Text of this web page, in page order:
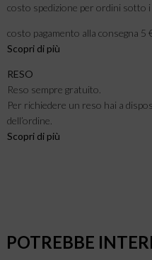
costo spedizione per ordini sotto
costo pagamento alla consegna 5
Scopri di più
RESO
Reso sempre gratuito.
Per richiedere un reso hai a
dell’ordine.
Scopri di più
POTREBBE